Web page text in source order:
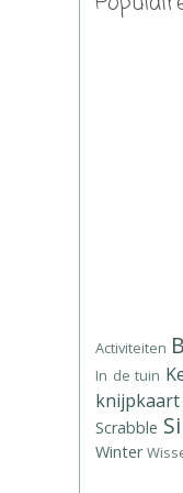
Activiteiten
In de tuin
knijpkaart
Scrabble
Winter